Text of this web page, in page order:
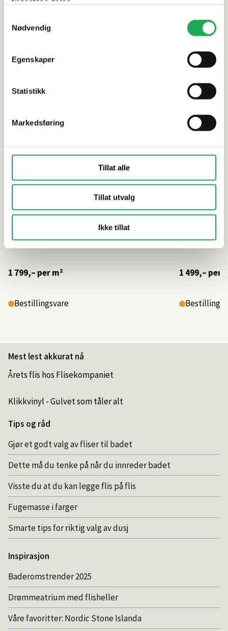
Nødvendig
Egenskaper
Statistikk
Markedsføring
Tillat alle
Tillat utvalg
Ikke tillat
Alternative produkter
I Classici, Cobalto (matt) 20x20 Flis
1 799,– per m²
Bestillingsvare
I
1 499,– per
Mest lest akkurat nå
Årets flis hos Flisekompaniet
Klikkvinyl - Gulvet som tåler alt
Tips og råd
Gjør et godt valg av fliser til badet
Dette må du tenke på når du innreder badet
Visste du at du kan legge flis på flis
Fugemasse i farger
Smarte tips for riktig valg av dusj
Inspirasjon
Baderomstrender 2025
Drømmeatrium med flisheller
Våre favoritter: Nordic Stone Islanda